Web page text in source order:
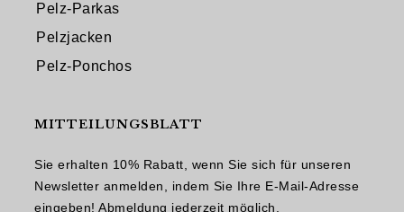
Pelz-Parkas
Pelzjacken
Pelz-Ponchos
MITTEILUNGSBLATT
Sie erhalten 10% Rabatt, wenn Sie sich für unseren
Newsletter anmelden, indem Sie Ihre E-Mail-Adresse
eingeben! Abmeldung jederzeit möglich.